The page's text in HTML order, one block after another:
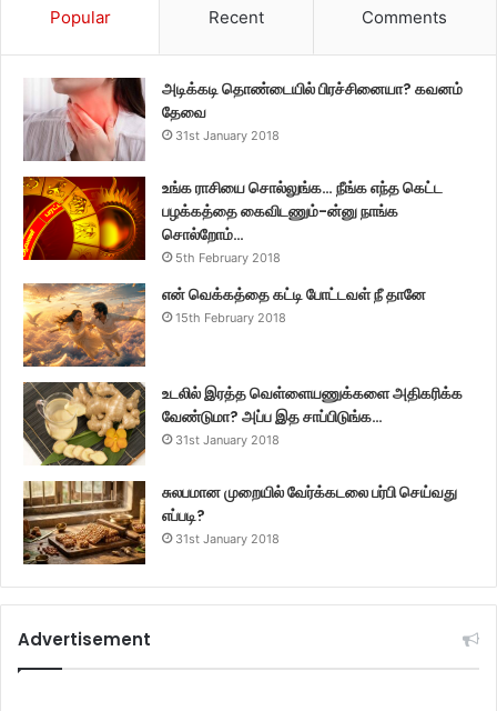
Popular Recent Comments
அடிக்கடி தொண்டையில் பிரச்சினையா? கவனம்
தேவை
31st January 2018
உங்க ராசியை சொல்லுங்க… நீங்க எந்த கெட்ட
பழக்கத்தை கைவிடணும்-ன்னு நாங்க
சொல்றோம்…
5th February 2018
என் வெக்கத்தை கட்டி போட்டவள் நீ தானே
15th February 2018
உடலில் இரத்த வெள்ளையணுக்களை அதிகரிக்க
வேண்டுமா? அப்ப இத சாப்பிடுங்க…
31st January 2018
சுலபமான முறையில் வேர்க்கடலை பர்பி செய்வது
எப்படி?
31st January 2018
Advertisement